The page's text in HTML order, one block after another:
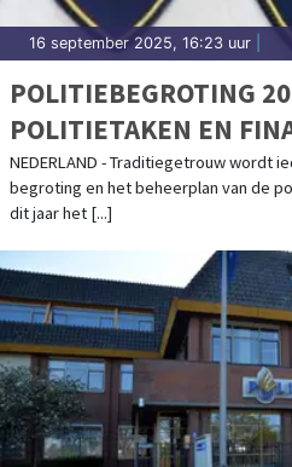
16 september 2025, 16:23 uur
POLITIEBEGROTING
POLITIETAKEN EN
BALANS
NEDERLAND - Traditiegetrouw wordt
begroting en het beheerplan van de
dit jaar het [...]